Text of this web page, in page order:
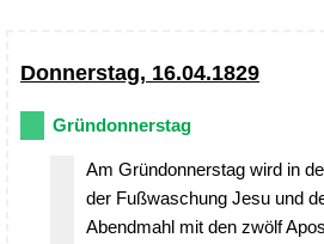
Donnerstag, 16.04.1829
Gründonnerstag
Am Gründonnerstag wird in
der Fußwaschung Jesu und
Abendmahl mit den zwölf